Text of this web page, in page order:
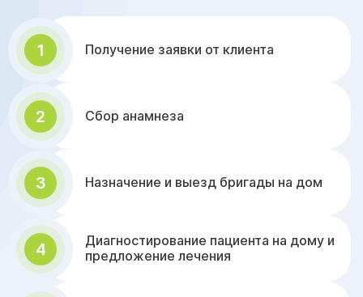
1 Получение заявки от клиента
2 Сбор анамнеза
3 Назначение и выезд бригады на дом
4
Диагностирование пациента на дому и
предложение лечения